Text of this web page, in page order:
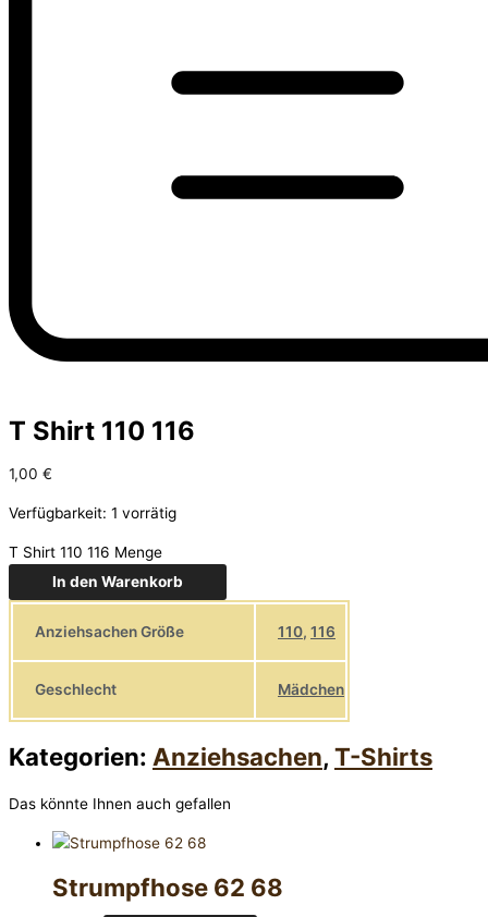
T Shirt 110 116
1,00 €
Verfügbarkeit: 1 vorrätig
T Shirt 110 116 Menge
In den Warenkorb
Anziehsachen Größe 110, 116
Geschlecht Mädchen
Kategorien: Anziehsachen, T-Shirts
Das könnte Ihnen auch gefallen
Strumpfhose 62 68